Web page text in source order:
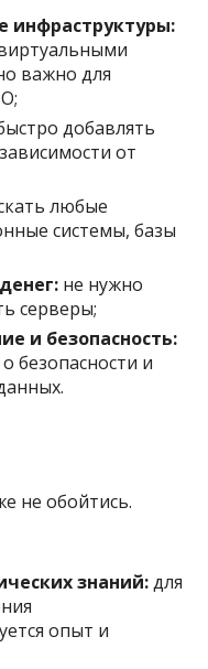
инфраструктуры:
важно для
добавлять
от
любые
системы, базы
не нужно
серверы;
и безопасность:
безопасности и
не обойтись.
знаний:для
опыт и